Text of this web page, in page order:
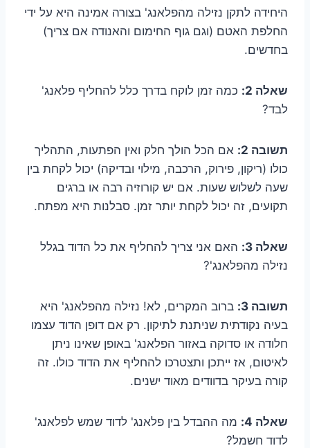
היחידה לתקן נזילה מהפלאנג' בצורה אמינה היא על ידי
החלפת האטם (וגם גוף החימום והאנודה אם צריך)
בחדשים.
שאלה 2:
כמה זמן לוקח בדרך כלל להחליף פלאנג'
לבד?
תשובה 2:
אם הכל הולך חלק ואין הפתעות, התהליך
כולו (ריקון, פירוק, הרכבה, מילוי ובדיקה) יכול לקחת בין
שעה לשלוש שעות. אם יש קורוזיה רבה או ברגים
תקועים, זה יכול לקחת יותר זמן. סבלנות היא מפתח.
שאלה 3:
האם אני צריך להחליף את כל הדוד בגלל
נזילה מהפלאנג'?
תשובה 3:
ברוב המקרים, לא! נזילה מהפלאנג' היא
בעיה נקודתית שניתנת לתיקון. רק אם דופן הדוד עצמו
חלודה או סדוקה באזור הפלאנג' באופן שאינו ניתן
לאיטום, אז ייתכן ותצטרכו להחליף את הדוד כולו. זה
קורה בעיקר בדוודים מאוד ישנים.
שאלה 4:
מה ההבדל בין פלאנג' לדוד שמש לפלאנג'
לדוד חשמל?